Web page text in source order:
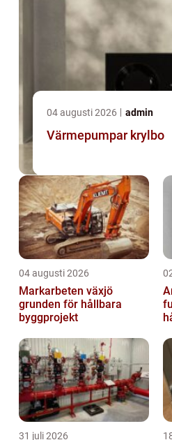
04 augusti 2026 admin
Värmepumpar krylbo
04 augusti 2026
Markarbeten växjö
grunden för hållbara
byggprojekt
31 juli 2026